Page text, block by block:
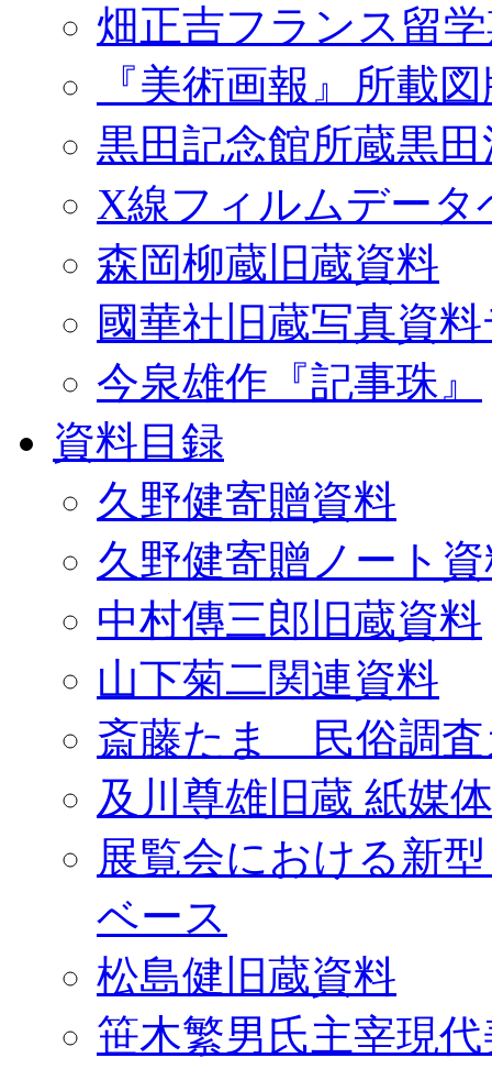
畑正吉フランス留
『美術画報』所載
黒田記念館所蔵黒
X線フィルムデータ
森岡柳蔵旧蔵資料
國華社旧蔵写真資
今泉雄作『記事珠』
資料目録
久野健寄贈資料
久野健寄贈ノート
中村傳三郎旧蔵資料
山下菊二関連資料
斎藤たま 民俗調査
及川尊雄旧蔵 紙媒
展覧会における新
ベース
松島健旧蔵資料
笹木繁男氏主宰現